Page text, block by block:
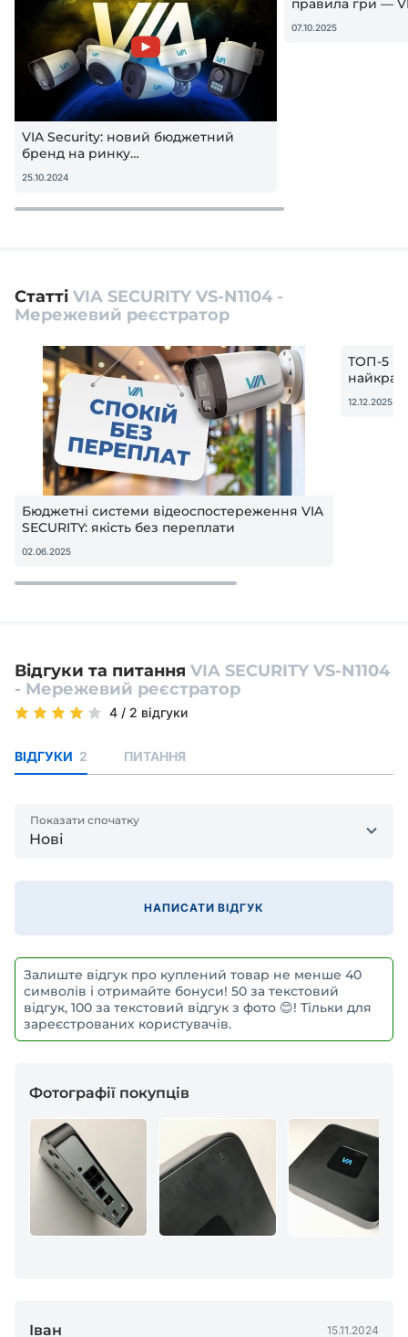
VIA Security: новий бюджетний
бренд на ринку
відеоспостереження в Україні
25.10.2024
правила гри —
07.10.2025
Статті VIA SECURITY VS-N1104 -
Мережевий реєстратор
Бюджетні системи відеоспостереження VIA
SECURITY: якість без переплати
02.06.2025
ТОП-5
12.12.2025
Відгуки та питання VIA SECURITY VS-N1104
- Мережевий реєстратор
4 / 2 відгуки
ВІДГУКИ 2 ПИТАННЯ
Показати спочатку
Нові
НАПИСАТИ ВІДГУК
Залиште відгук про куплений товар не менше 40
символів і отримайте бонуси! 50 за текстовий
відгук, 100 за текстовий відгук з фото 😊! Тільки для
зареєстрованих користувачів.
Фотографії покупців
Іван 15.11.2024